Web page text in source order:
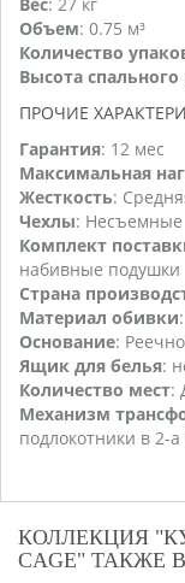
Объем: 0.75 м³
Количество
Высота спального
ПРОЧИЕ
Гарантия: 12 мес
Максимальная
Жесткость:
Чехлы: Несъемные
Комплект
набивные подушки
Страна
Материал обивки
Основание:
Ящик для белья:
Количество мест:
Механизм
подлокотники в 2-
КОЛЛЕКЦИЯ
CAGE" ТАКЖЕ